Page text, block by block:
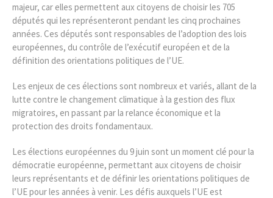
majeur, car elles permettent aux citoyens de choisir les 705
députés qui les représenteront pendant les cinq prochaines
années. Ces députés sont responsables de l’adoption des lois
européennes, du contrôle de l’exécutif européen et de la
définition des orientations politiques de l’UE.
Les enjeux de ces élections sont nombreux et variés, allant de la
lutte contre le changement climatique à la gestion des flux
migratoires, en passant par la relance économique et la
protection des droits fondamentaux.
Les élections européennes du 9 juin sont un moment clé pour la
démocratie européenne, permettant aux citoyens de choisir
leurs représentants et de définir les orientations politiques de
l’UE pour les années à venir. Les défis auxquels l’UE est